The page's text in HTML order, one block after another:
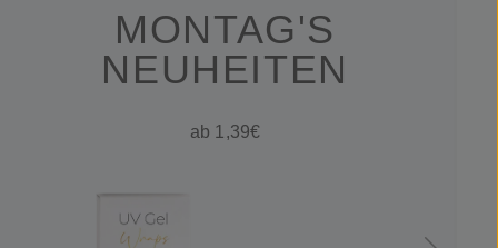
MONTAG'S
NEUHEITEN
ab 1,39€